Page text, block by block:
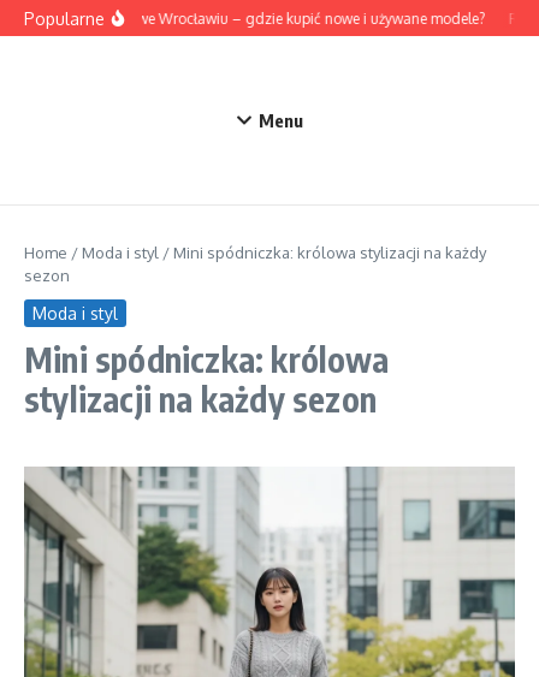
Przejdź do treści
PopularneMazda we Wrocławiu – gdzie kupić nowe i używane modele?
Menu
Home / Moda i styl / Mini spódniczka: królowa stylizacji na każdy
sezon
Moda i styl
Mini spódniczka: królowa
stylizacji na każdy sezon